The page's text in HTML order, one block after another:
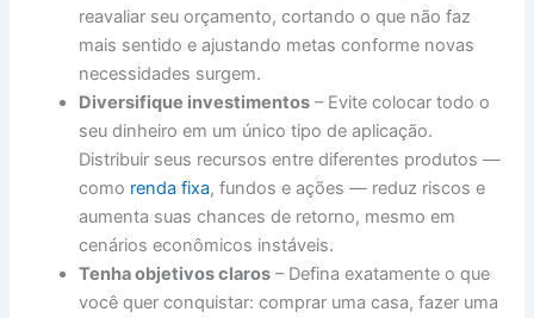
reavaliar seu orçamento, cortando o que não faz
mais sentido e ajustando metas conforme novas
necessidades surgem.
Diversifique investimentos – Evite colocar todo o
seu dinheiro em um único tipo de aplicação.
Distribuir seus recursos entre diferentes produtos —
como renda fixa, fundos e ações — reduz riscos e
aumenta suas chances de retorno, mesmo em
cenários econômicos instáveis.
Tenha objetivos claros – Defina exatamente o que
você quer conquistar: comprar uma casa, fazer uma